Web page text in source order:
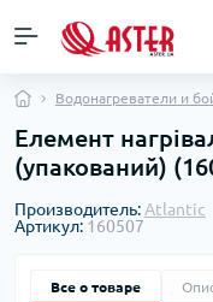
Водонагреватели и
Елемент
(упакований)
Производитель: Atlantic
Артикул: 160507
Все о товаре